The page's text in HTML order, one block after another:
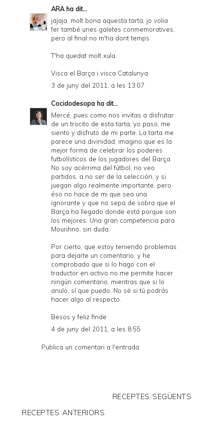
ARAha dit...
jajaja, molt bona aquesta tarta, jo volia
fer també unes galetes conmemoratives,
pero al final no m'ha dont temps.
T'ha quedat molt xula.
Visca el Barça i visca Catalunya
3 de juny del 2011, a les 13:07
Cocidodesopa ha dit...
Mercé, pues como nos invitas a disfrutar
de un trocito de esta tarta, yo paso, me
siento y disfruto de mi parte. La tarta me
parece una divinidad; imagino que es la
mejor forma de celebrar los poderes
futbolísticos de los jugadores del Barça.
No soy acérrima del fútbol, no veo
partidos, a no ser de la selección, y si
juegan algo realmente importante, pero
éso no hace de mi que sea una
ignorante y que no sepa de sobra que el
Barça ha llegado donde está porque son
los mejores. Una gran competencia para
Mourihno, sin duda.
Por cierto, que estoy teniendo problemas
para dejarte un comentario, y he
comprobado que si lo hago con el
traductor en activo no me permite hacer
ningún comentario, mientras que si lo
anulo, sí que puedo. No sé si tú podrás
hacer algo al respecto.
Besos y feliz finde
4 de juny del 2011, a les 8:55
Publica un comentari a l'entrada
RECEPTES SEGÜENTS
RECEPTES ANTERIORS